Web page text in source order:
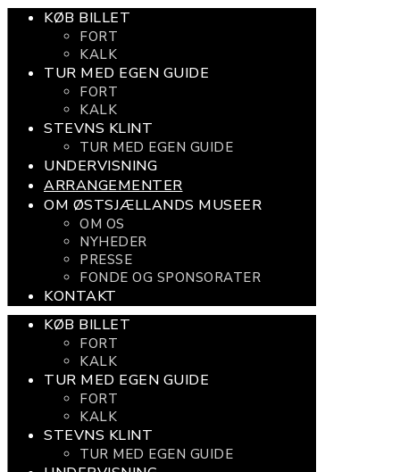
KØB BILLET
FORT
KALK
TUR MED EGEN GUIDE
FORT
KALK
STEVNS KLINT
TUR MED EGEN GUIDE
UNDERVISNING
ARRANGEMENTER
OM ØSTSJÆLLANDS MUSEER
OM OS
NYHEDER
PRESSE
FONDE OG SPONSORATER
KONTAKT
KØB BILLET
FORT
KALK
TUR MED EGEN GUIDE
FORT
KALK
STEVNS KLINT
TUR MED EGEN GUIDE